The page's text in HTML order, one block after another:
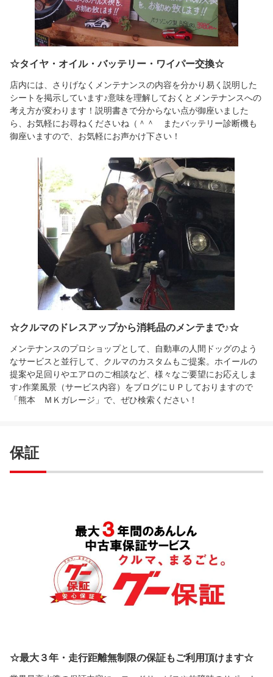
☆タイヤ・オイル・バッテリー・ワイパー交換☆
店内には、さりげなくメンテナンスの内容を分かり易く説明した
シートを掲示しています♪意味を理解しておくとメンテナンスへの
考え方が変わります！説明書きで分からない点が御座いました
ら、お気軽にお尋ねくださいね（＾＾ゞまたバッテリー診断機も
御座いますので、お気軽にお声かけ下さい！
☆クルマのドレスアップから消耗品のメンテまで♪☆
メンテナンスのプロショップとして、自動車の人間ドッグのよう
なサービスと並行して、クルマのカスタムもご提案。ホイールの
提案や足回りやエアロのご相談など、様々なご要望にお応えしま
す♪作業風景（サービス内容）をブログにＵＰしておりますので
「熊本 ＭＫガレージ」で、ぜひ検索ください！
保証
☆最大３年・走行距離無制限の保証もご利用頂けます☆